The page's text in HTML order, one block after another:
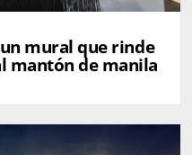
mural que rinde
mantón de manila